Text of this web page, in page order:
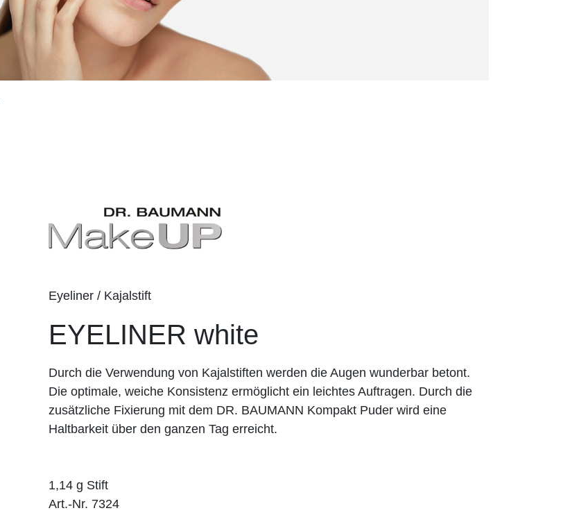
Eyeliner / Kajalstift
EYELINER white
Durch die Verwendung von Kajalstiften werden die Augen wunderbar betont.
Die optimale, weiche Konsistenz ermöglicht ein leichtes Auftragen. Durch die
zusätzliche Fixierung mit dem DR. BAUMANN Kompakt Puder wird eine
Haltbarkeit über den ganzen Tag erreicht.
1,14 g Stift
Art.-Nr. 7324